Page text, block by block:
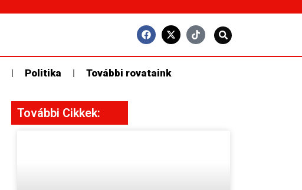
Politika További rovataink
További Cikkek: